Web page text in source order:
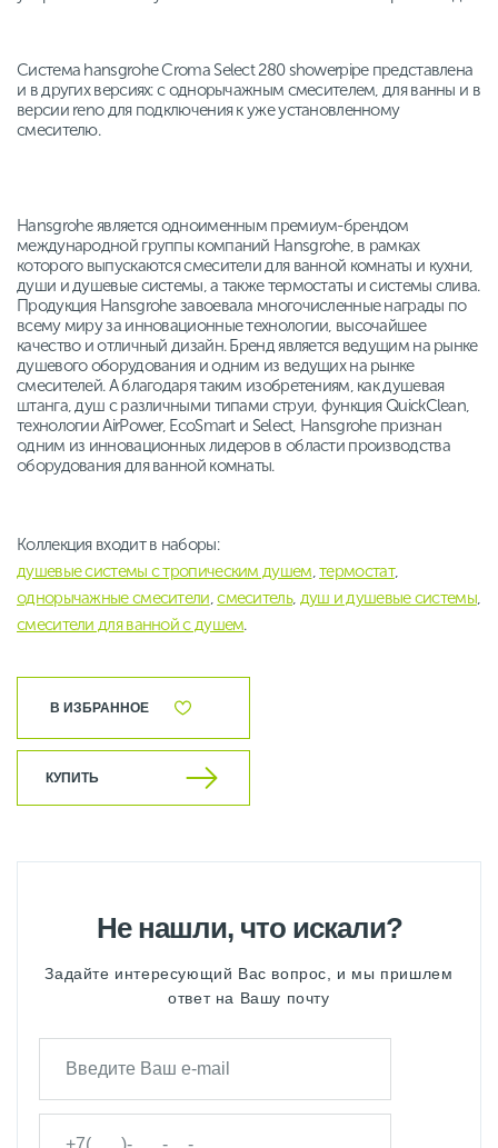
Система hansgrohe Croma Select 280 showerpipe представлена
и в других версиях: с однорычажным смесителем, для ванны и в
версии reno для подключения к уже установленному
смесителю.
Hansgrohe является одноименным премиум-брендом
международной группы компаний Hansgrohe, в рамках
которого выпускаются смесители для ванной комнаты и кухни,
души и душевые системы, а также термостаты и системы слива.
Продукция Hansgrohe завоевала многочисленные награды по
всему миру за инновационные технологии, высочайшее
качество и отличный дизайн. Бренд является ведущим на рынке
душевого оборудования и одним из ведущих на рынке
смесителей. А благодаря таким изобретениям, как душевая
штанга, душ с различными типами струи, функция QuickClean,
технологии AirPower, EcoSmart и Select, Hansgrohe признан
одним из инновационных лидеров в области производства
оборудования для ванной комнаты.
Коллекция входит в наборы:
душевые системы с тропическим душем,термостат,
однорычажные смесители,смеситель, душ и душевые системы,
смесители для ванной с душем.
В ИЗБРАННОЕ
КУПИТЬ
Не нашли, что искали?
Задайте интересующий Вас вопрос, и мы пришлем
ответ на Вашу почту